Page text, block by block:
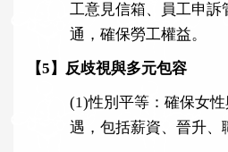
工意見信箱、員工申
通，確保勞工權益。
【5】反歧視與多元包容
(1)性別平等：確保女
遇，包括薪資、晉升、